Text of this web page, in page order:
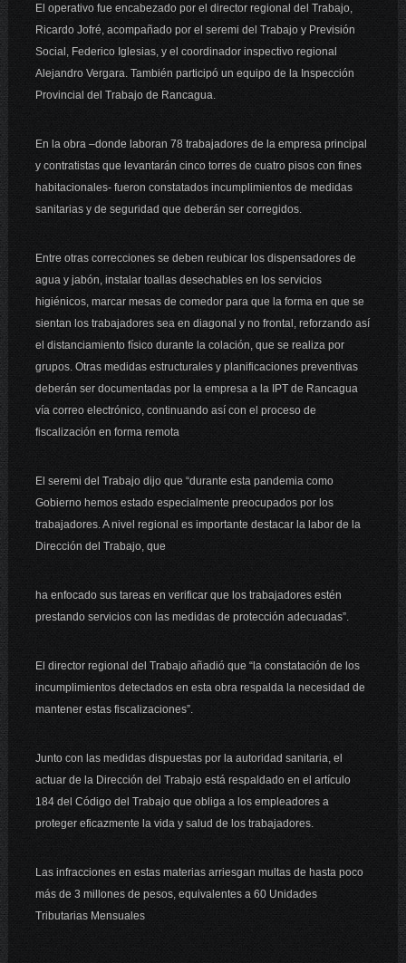
El operativo fue encabezado por el director regional del Trabajo,
Ricardo Jofré, acompañado por el seremi del Trabajo y Previsión
Social, Federico Iglesias, y el coordinador inspectivo regional
Alejandro Vergara. También participó un equipo de la Inspección
Provincial del Trabajo de Rancagua.
En la obra –donde laboran 78 trabajadores de la empresa principal
y contratistas que levantarán cinco torres de cuatro pisos con fines
habitacionales- fueron constatados incumplimientos de medidas
sanitarias y de seguridad que deberán ser corregidos.
Entre otras correcciones se deben reubicar los dispensadores de
agua y jabón, instalar toallas desechables en los servicios
higiénicos, marcar mesas de comedor para que la forma en que se
sientan los trabajadores sea en diagonal y no frontal, reforzando así
el distanciamiento físico durante la colación, que se realiza por
grupos. Otras medidas estructurales y planificaciones preventivas
deberán ser documentadas por la empresa a la IPT de Rancagua
vía correo electrónico, continuando así con el proceso de
fiscalización en forma remota
El seremi del Trabajo dijo que “durante esta pandemia como
Gobierno hemos estado especialmente preocupados por los
trabajadores. A nivel regional es importante destacar la labor de la
Dirección del Trabajo, que
ha enfocado sus tareas en verificar que los trabajadores estén
prestando servicios con las medidas de protección adecuadas”.
El director regional del Trabajo añadió que “la constatación de los
incumplimientos detectados en esta obra respalda la necesidad de
mantener estas fiscalizaciones”.
Junto con las medidas dispuestas por la autoridad sanitaria, el
actuar de la Dirección del Trabajo está respaldado en el artículo
184 del Código del Trabajo que obliga a los empleadores a
proteger eficazmente la vida y salud de los trabajadores.
Las infracciones en estas materias arriesgan multas de hasta poco
más de 3 millones de pesos, equivalentes a 60 Unidades
Tributarias Mensuales